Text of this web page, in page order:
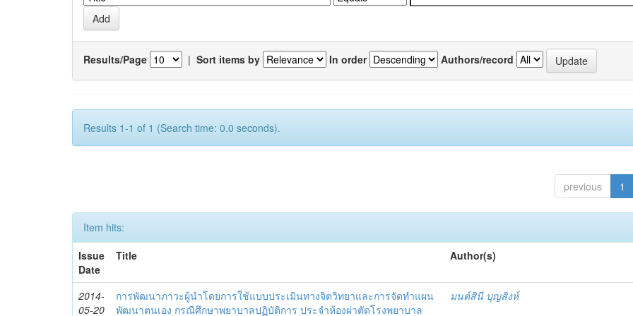
Results/Page | Sort items by In order Authors/record
Results 1-1 of 1 (Search time: 0.0 seconds).
previous 1
Item hits:
Issue
Date
Title Author(s)
2014-
05-20
การพัฒนาภาวะผู้นำโดยการใช้แบบประเมินทางจิตวิทยาและการจัดทำแผน
พัฒนาตนเอง กรณีศึกษาพยาบาลปฏิบัติการ ประจำห้องผ่าตัดโรงพยาบาล
มนต์สินี บุญสิงห์